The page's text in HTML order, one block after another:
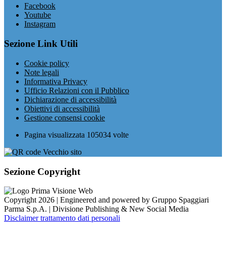
Facebook
Youtube
Instagram
Sezione Link Utili
Cookie policy
Note legali
Informativa Privacy
Ufficio Relazioni con il Pubblico
Dichiarazione di accessibilità
Obiettivi di accessibilità
Gestione consensi cookie
Pagina visualizzata 105034 volte
Sezione Copyright
Copyright 2026 | Engineered and powered by Gruppo Spaggiari
Parma S.p.A. | Divisione Publishing & New Social Media
Disclaimer trattamento dati personali